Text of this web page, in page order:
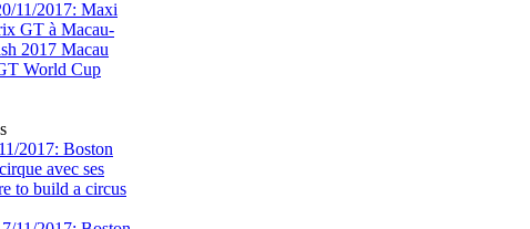
2017: Boston
avec ses
to build a circus